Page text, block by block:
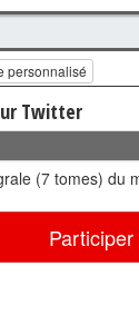
personnalisé
Twitter
(7 tomes) du
Participer